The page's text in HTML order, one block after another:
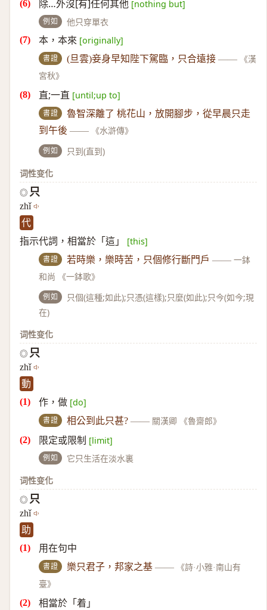
除…外沒[有]任何其他 [nothing but]
例如 他只穿單衣
本，本來 [originally]
書證 (旦雲)妾身早知陛下駕臨，只合遠接 ——
《漢
宮秋》
直;一直 [until;up to]
書證
魯智深離了 桃花山，放開腳步，從早晨只走
到午後 —— 《水滸傳》
例如
只到(直到)
词性变化
◎ 只
zhǐ
代
指示代詞，相當於「這」 [this]
書證 若時樂，樂時苦，只個修行斷門戶 —— 一鉢
和尚 《一鉢歌》
例如
只個(這種;如此);只憑(這樣);只麼(如此);只今(如今;現
在)
词性变化
◎ 只
zhǐ
動
作，做 [do]
書證 相公到此只甚? —— 關漢卿 《魯齋郎》
限定或限制 [limit]
例如
它只生活在淡水裏
词性变化
◎ 只
zhǐ
助
用在句中
書證 樂只君子，邦家之基 ——
《詩·小雅·南山有
臺》
相當於「着」